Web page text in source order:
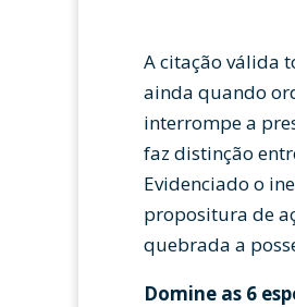
A citação válida
ainda quando
interrompe a
faz distinção
Evidenciado o
propositura de
quebrada a
Domine as 6